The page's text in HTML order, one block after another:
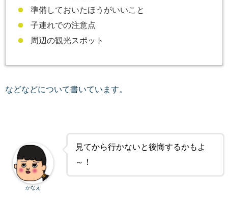
準備しておいたほうがいいこと
子連れでの注意点
周辺の観光スポット
などなどについて書いています。
見てから行かないと後悔するかもよ
～！
かなえ